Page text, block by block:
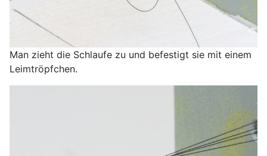
Man zieht die Schlaufe zu und befestigt sie mit einem
Leimtröpfchen.